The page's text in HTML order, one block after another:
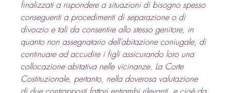
finalizzati a rispondere a situazioni di bisogno spesso
conseguenti a procedimenti di separazione o di
divorzio e tali da consentire allo stesso genitore, in
quanto non assegnatario dell’abitazione coniugale, di
continuare ad accudire i figli assicurando loro una
collocazione abitativa nelle vicinanze. La Corte
Costituzionale, pertanto, nella doverosa valutazione